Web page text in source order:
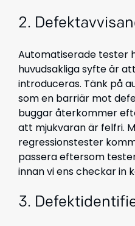
2.
Automatiserade tester
huvudsakliga syfte är
introduceras. Tänk på
som en barriär mot
buggar återkommer
att mjukvaran är felfri.
regressionstester
passera eftersom
innan vi ens checkar in
3.